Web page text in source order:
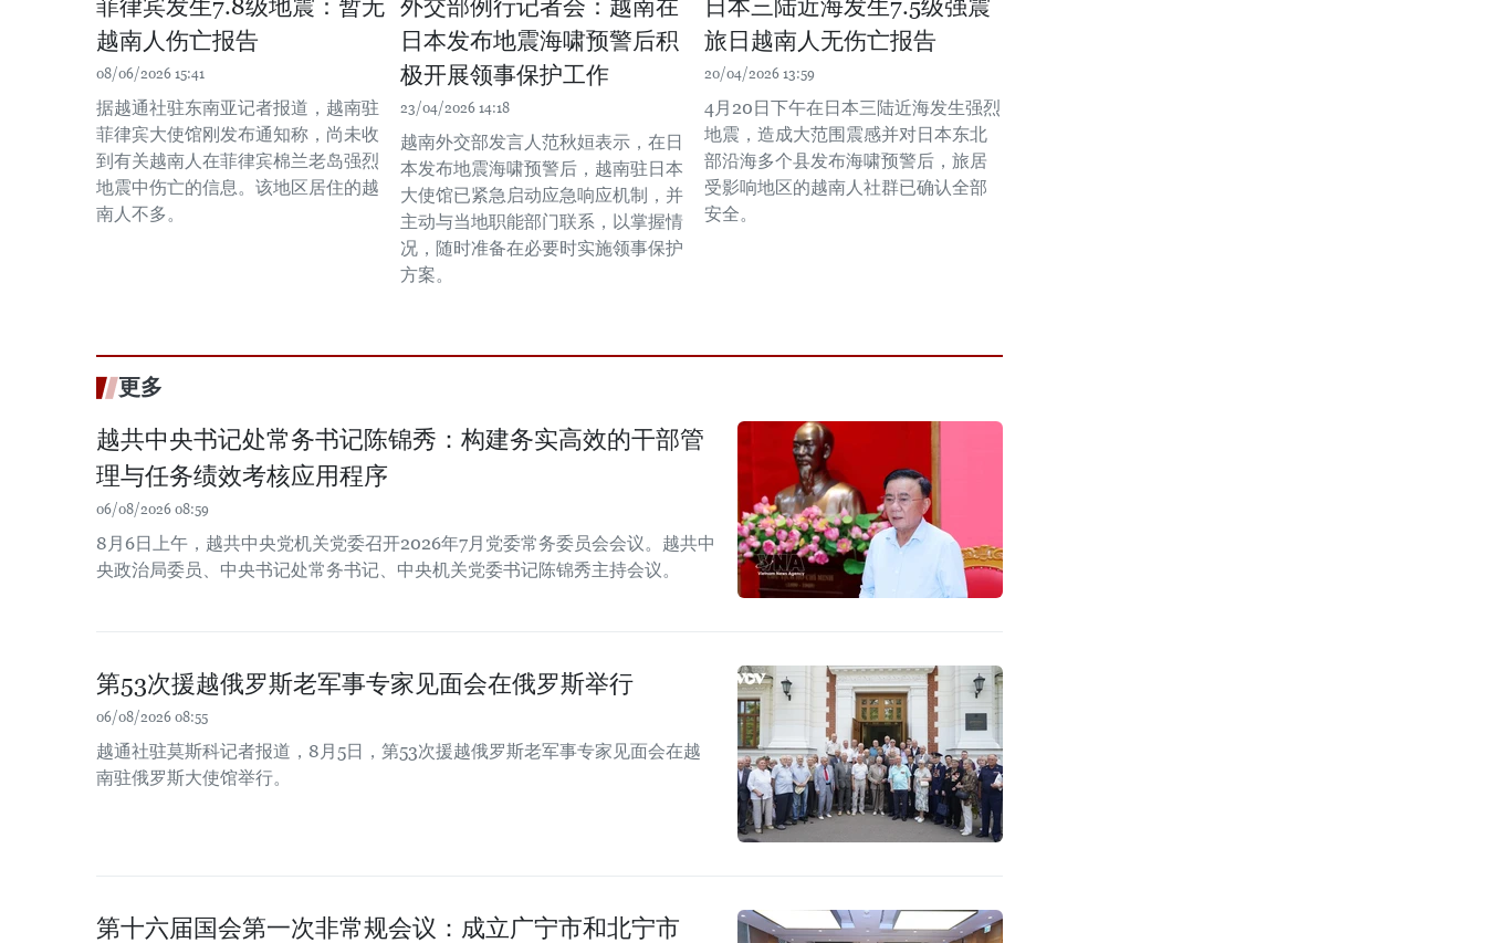
菲律宾发生7.8级地震：暂无
越南人伤亡报告
08/06/2026 15:41
据越通社驻东南亚记者报道，越南驻
菲律宾大使馆刚发布通知称，尚未收
到有关越南人在菲律宾棉兰老岛强烈
地震中伤亡的信息。该地区居住的越
南人不多。
外交部例行记者会：越南在
日本发布地震海啸预警后积
极开展领事保护工作
23/04/2026 14:18
越南外交部发言人范秋姮表示，在日
本发布地震海啸预警后，越南驻日本
大使馆已紧急启动应急响应机制，并
主动与当地职能部门联系，以掌握情
况，随时准备在必要时实施领事保护
方案。
日本三陆近海发生7.5级强震
旅日越南人无伤亡报告
20/04/2026 13:59
4月20日下午在日本三陆近海发生强烈
地震，造成大范围震感并对日本东北
部沿海多个县发布海啸预警后，旅居
受影响地区的越南人社群已确认全部
安全。
更多
越共中央书记处常务书记陈锦秀：构建务实高效的干部管
理与任务绩效考核应用程序
06/08/2026 08:59
8月6日上午，越共中央党机关党委召开2026年7月党委常务委员会会议。越共中
央政治局委员、中央书记处常务书记、中央机关党委书记陈锦秀主持会议。
第53次援越俄罗斯老军事专家见面会在俄罗斯举行
06/08/2026 08:55
越通社驻莫斯科记者报道，8月5日，第53次援越俄罗斯老军事专家见面会在越
南驻俄罗斯大使馆举行。
第十六届国会第一次非常规会议：成立广宁市和北宁市